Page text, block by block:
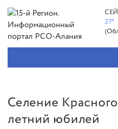
27°
Селение
летний юбилей